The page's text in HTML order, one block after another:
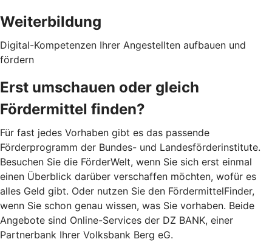
Weiterbildung
Digital-Kompetenzen Ihrer Angestellten aufbauen und
fördern
Erst umschauen oder gleich
Fördermittel finden?
Für fast jedes Vorhaben gibt es das passende
Förderprogramm der Bundes- und Landesförderinstitute.
Besuchen Sie die FörderWelt, wenn Sie sich erst einmal
einen Überblick darüber verschaffen möchten, wofür es
alles Geld gibt. Oder nutzen Sie den FördermittelFinder,
wenn Sie schon genau wissen, was Sie vorhaben. Beide
Angebote sind Online-Services der DZ BANK, einer
Partnerbank Ihrer Volksbank Berg eG.